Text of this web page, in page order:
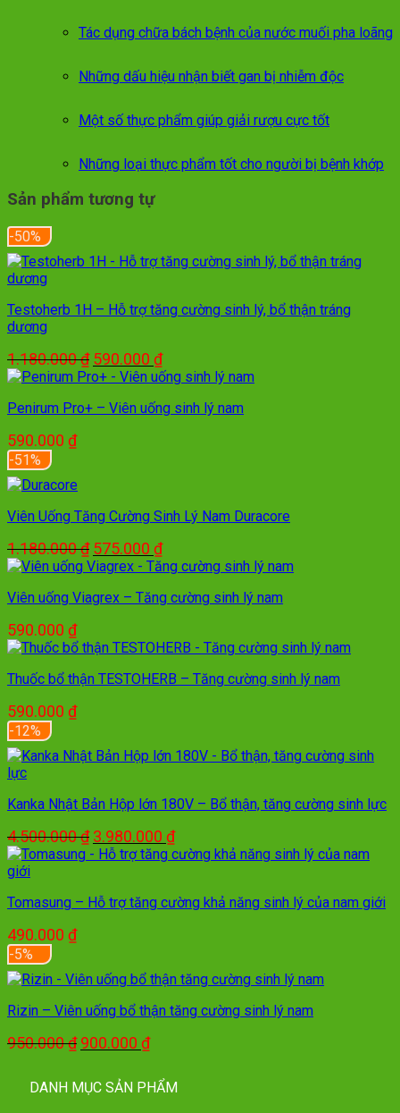
Tác dụng chữa bách bệnh của nước muối pha loãng
Những dấu hiệu nhận biết gan bị nhiễm độc
Một số thực phẩm giúp giải rượu cực tốt
Những loại thực phẩm tốt cho người bị bệnh khớp
Sản phẩm tương tự
-50%
Testoherb 1H – Hỗ trợ tăng cường sinh lý, bổ thận tráng
dương
1.180.000₫ Giá
gốc
1.180.000 ₫.
590.000 ₫Giá
hiện
là:
Penirum Pro+ – Viên uống sinh lý nam
590.000 ₫
-51%
Viên Uống Tăng Cường Sinh Lý Nam Duracore
1.180.000₫ Giá
gốc
1.180.000 ₫.
575.000 ₫Giá
hiện
là:
Viên uống Viagrex – Tăng cường sinh lý nam
590.000 ₫
Thuốc bổ thận TESTOHERB – Tăng cường sinh lý nam
590.000 ₫
-12%
Kanka Nhật Bản Hộp lớn 180V – Bổ thận, tăng cường sinh lực
4.500.000₫ Giá
gốc
4.500.000 ₫.
3.980.000 ₫Giá
hiện
3.980.000 ₫.
Tomasung – Hỗ trợ tăng cường khả năng sinh lý của nam giới
490.000 ₫
-5%
Rizin – Viên uống bổ thận tăng cường sinh lý nam
950.000₫ Giá
là:
950.000 ₫.
900.000 ₫Giá
tại
là:
DANH MỤC SẢN PHẨM